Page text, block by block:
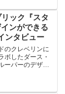
ック『スタ
ンができる
ンタビュー
のクレベリンに
ボしたダース・
ーパーのデザイ